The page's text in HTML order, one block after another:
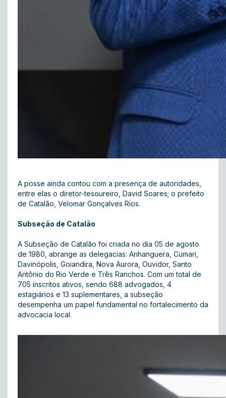
A posse ainda contou com a presença de autoridades,
entre elas o diretor-tesoureiro, David Soares; o prefeito
de Catalão, Velomar Gonçalves Rios.
Subseção de Catalão
A Subseção de Catalão foi criada no dia 05 de agosto
de 1980, abrange as delegacias: Anhanguera, Cumari,
Davinópolis, Goiandira, Nova Aurora, Ouvidor, Santo
Antônio do Rio Verde e Três Ranchos. Com um total de
705 inscritos ativos, sendo 688 advogados, 4
estagiários e 13 suplementares, a subseção
desempenha um papel fundamental no fortalecimento da
advocacia local.